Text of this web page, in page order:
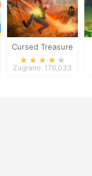
Cursed Treasure
Zagrano: 176,033